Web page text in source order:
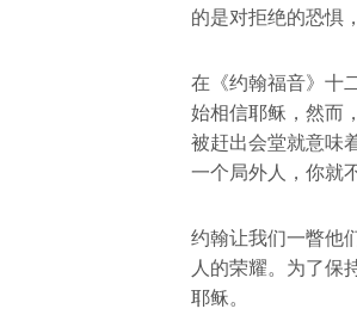
的是对拒绝的恐惧
在《约翰福音》十
始相信耶稣，然而
被赶出会堂就意味
一个局外人，你就
约翰让我们一瞥他
人的荣耀。为了保
耶稣。